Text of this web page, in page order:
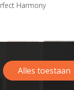
Harmony
Alles toestaan